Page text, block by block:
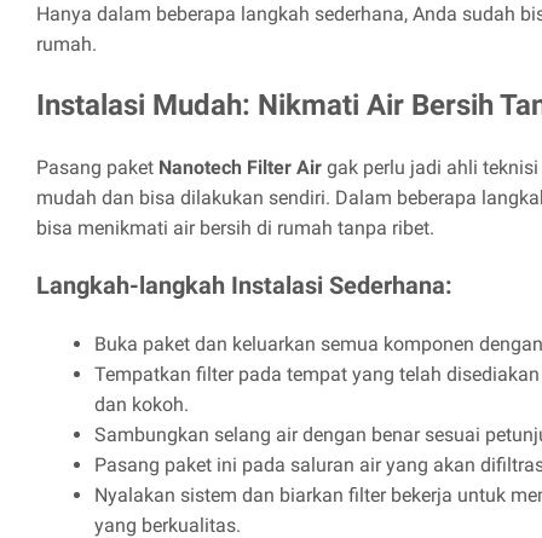
Hanya dalam beberapa langkah sederhana, Anda sudah
rumah.
Instalasi Mudah: Nikmati Air Bersih
Pasang paket Nanotech Filter Air gak perlu jadi ahli
mudah dan bisa dilakukan sendiri. Dalam beberapa
bisa menikmati air bersih di rumah tanpa ribet.
Langkah-langkah Instalasi Sederhana:
Buka paket dan keluarkan semua komponen
Tempatkan filter pada tempat yang telah
dan kokoh.
Sambungkan selang air dengan benar sesuai
Pasang paket ini pada saluran air yang akan
Nyalakan sistem dan biarkan filter bekerja untuk
yang berkualitas.